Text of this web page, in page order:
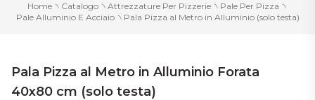
Home ৲ Catalogo ৲ Attrezzature Per Pizzerie ৲ Pale Per Pizza ৲
Pale Alluminio E Acciaio ৲ Pala Pizza al Metro in Alluminio (solo testa)
Pala Pizza al Metro in Alluminio Forata
40x80 cm (solo testa)